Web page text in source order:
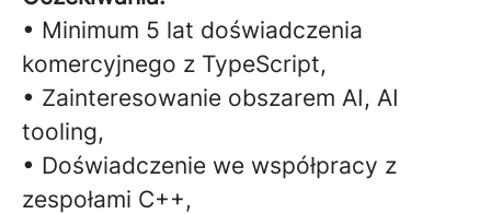
• Minimum 5 lat doświadczenia
komercyjnego z TypeScript,
• Zainteresowanie obszarem AI, AI
tooling,
• Doświadczenie we współpracy z
zespołami C++,